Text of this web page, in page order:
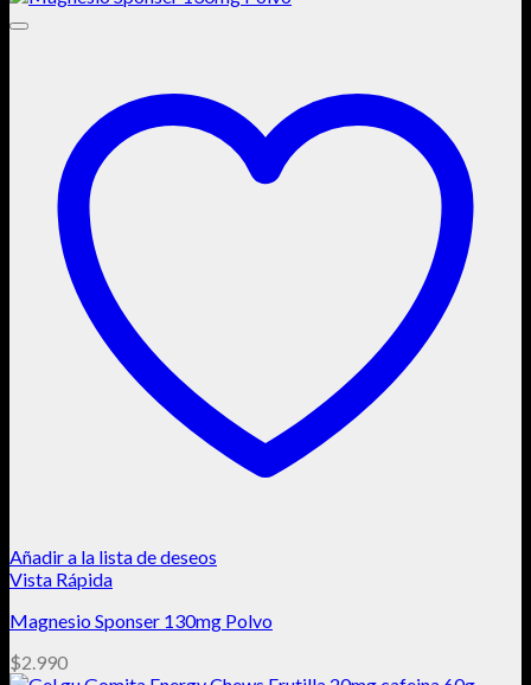
Añadir a la lista de deseos
Vista Rápida
Magnesio Sponser 130mg Polvo
$2.990